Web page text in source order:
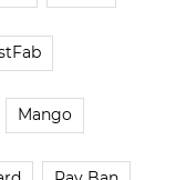
Mango